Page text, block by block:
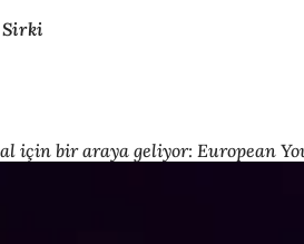
bir araya geliyor: European